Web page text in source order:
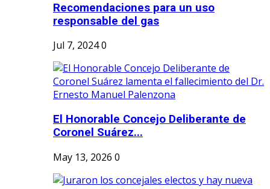
Recomendaciones para un uso
responsable del gas
Jul 7, 20240
El Honorable Concejo Deliberante de
Coronel Suárez...
May 13, 2026 0